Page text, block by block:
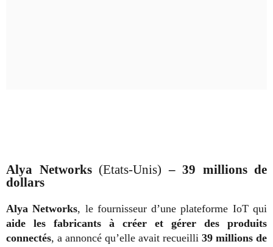
Alya Networks (Etats-Unis)– 39 millions de
dollars
Alya Networks, le fournisseur d’une plateforme IoT qui
aide les fabricants à créer et gérer des produits
connectés, a annoncé qu’elle avait recueilli 39 millions de